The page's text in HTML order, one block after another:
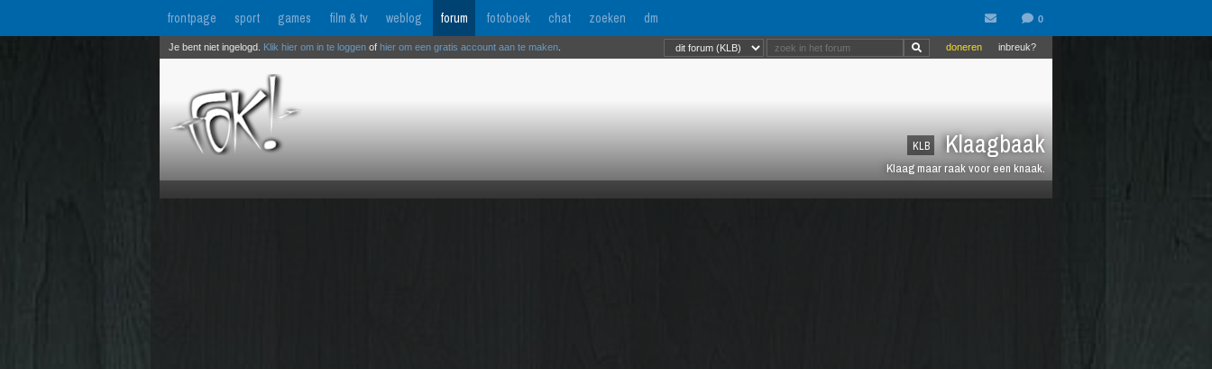
frontpage sport games film & tv weblog forum fotoboek chat zoeken dm
KLB Klaagbaak
Klaag maar raak voor een knaak.
inbreuk?
doneren
Je bent niet ingelogd. Klik hier om in te loggen of hier om een gratis account aan te maken